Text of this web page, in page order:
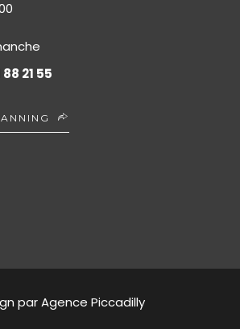
21 55
parAgence Piccadilly